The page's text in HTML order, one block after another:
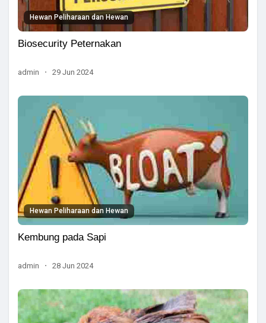
Hewan Peliharaan dan Hewan
Biosecurity Peternakan
admin · 29 Jun 2024
Hewan Peliharaan dan Hewan
Kembung pada Sapi
admin · 28 Jun 2024